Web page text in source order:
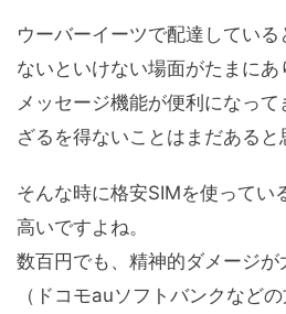
ウーバーイーツで配達してい
ないといけない場面がたまにあ
メッセージ機能が便利になっ
ざるを得ないことはまだあると
そんな時に格安SIMを使ってい
高いですよね。
数百円でも、精神的ダメージが
（ドコモauソフトバンクなど